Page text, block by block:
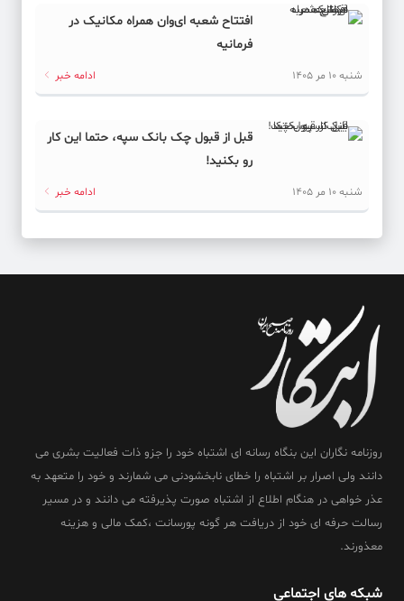
افتتاح شعبه ای‌وان همراه مکانیک در
فرمانیه
شنبه 10 مر 1405 ادامه خبر
قبل از قبول چک بانک سپه، حتما این کار
رو بکنید!
شنبه 10 مر 1405 ادامه خبر
روزنامه نگاران این بنگاه رسانه ای اشتباه خود را جزو ذات فعالیت بشری می
دانند ولی اصرار بر اشتباه را خطای نابخشودنی می شمارند و خود را متعهد به
عذر خواهی در هنگام اطلاع از اشتباه صورت پذیرفته می دانند و در مسیر
رسالت حرفه ای خود از دریافت هر گونه پورسانت ،کمک مالی و هزینه
معذورند.
شبکه های اجتماعی